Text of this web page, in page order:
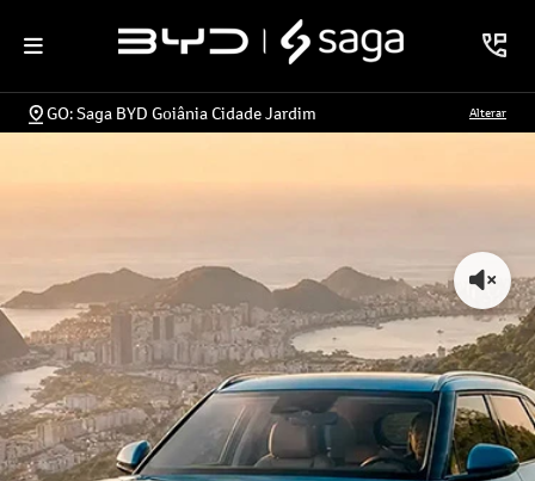
GO: Saga BYD Goiânia Cidade Jardim Alterar